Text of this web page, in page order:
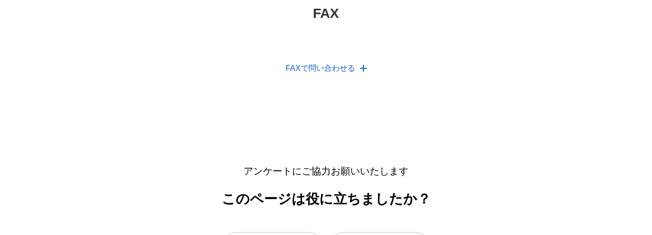
FAX
FAXで問い合わせる
問い合わせに進む
アンケートにご協力お願いいたします
このページは役に立ちましたか？